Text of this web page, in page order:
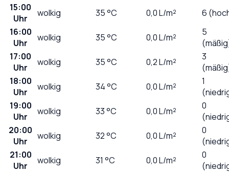
15:00
Uhr
wolkig 35°C 0,0L/m²
6
16:00
Uhr
wolkig 35°C 0,0L/m²
5
17:00
Uhr
wolkig 35°C 0,2L/m²
3
18:00
Uhr
wolkig 34°C 0,0L/m²
1
19:00
Uhr
wolkig 33°C 0,0L/m²
0
20:00
Uhr
wolkig 32°C 0,0L/m²
0
21:00
Uhr
wolkig 31 °C 0,0L/m²
0